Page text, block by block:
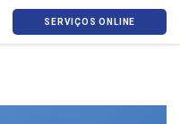
SERVIÇOS ONLINE